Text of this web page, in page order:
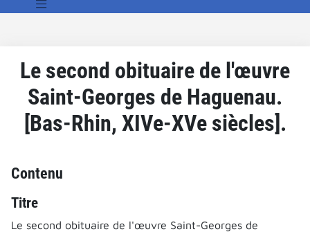
Le second obituaire de l'œuvre
Saint-Georges de Haguenau.
[Bas-Rhin, XIVe-XVe siècles].
Contenu
Titre
Le second obituaire de l'œuvre Saint-Georges de